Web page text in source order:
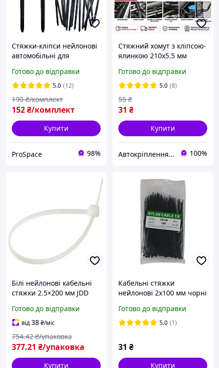
Стяжки-кліпси нейлонові
автомобільні для
хомути з отвором під
гвинт/пістон 50 шт
Готово до відправки
5.0 (12)
152₴/комплект
190 ₴/комплект
Купити
ProSpace 98%
Стяжний хомут з кліпсою-
ялинкою 210х5.5 мм
стяжка для кріплення
проводки та трубок (отвір
4.5-7.5 мм)
Готово до відправки
5.0 (8)
31 ₴
55 ₴
Купити
Автокріплення (кліпси/андапки), роз'єми (фішки), вентиля колес, термоусадки, автоаксесуари та ін. 100%
Білі нейлонові кабельні
стяжки 2.5×200 мм JDD
нейлонові 100 шт. для
проведення
Готово до відправки
від38₴/міс
377.21 ₴/упаковка
754.42 ₴/упаковка
Купити
Кабельні стяжки
нейлонові 2х100 мм чорні
проводки Nylon Cable Tie
(100 шт.)
Готово до відправки
5.0 (1)
31 ₴
Купити